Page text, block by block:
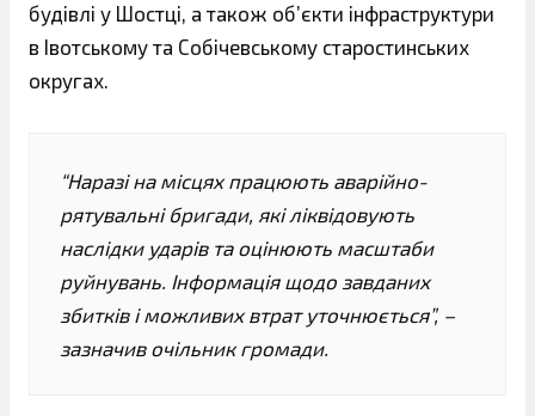
будівлі у Шостці, а також об’єкти інфраструктури
в Івотському та Собічевському старостинських
округах.
“Наразі на місцях працюють аварійно-
рятувальні бригади, які ліквідовують
наслідки ударів та оцінюють масштаби
руйнувань. Інформація щодо завданих
збитків і можливих втрат уточнюється”, –
зазначив очільник громади.